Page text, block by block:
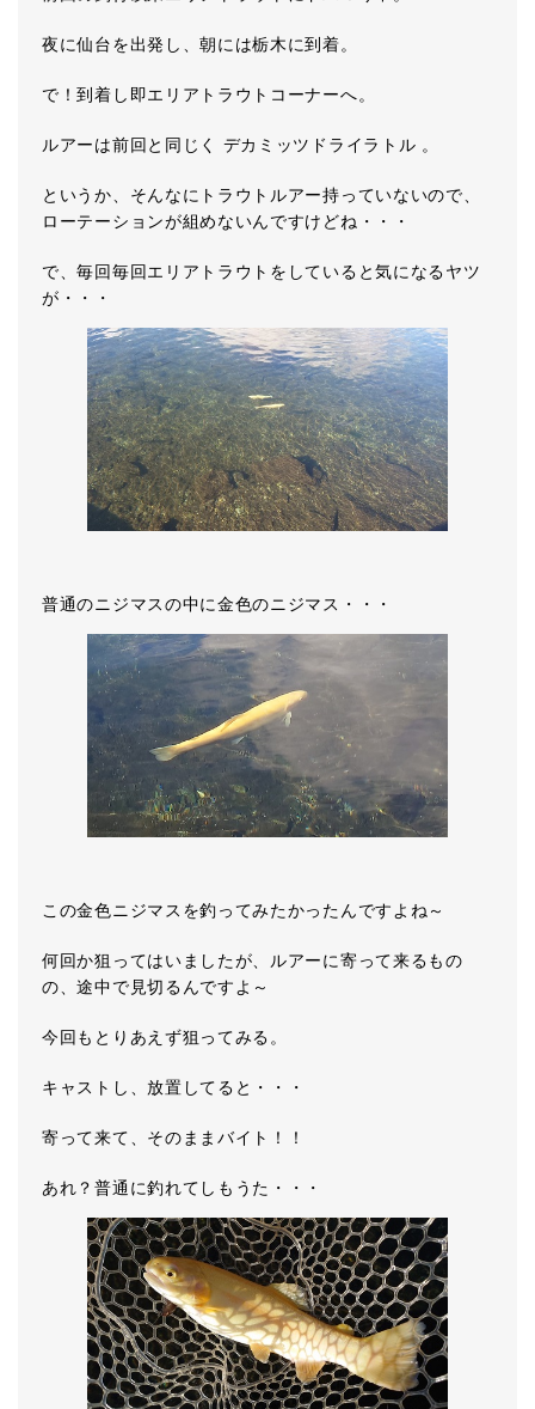
夜に仙台を出発し、朝には栃木に到着。
で！到着し即エリアトラウトコーナーへ。
ルアーは前回と同じく デカミッツドライラトル 。
というか、そんなにトラウトルアー持っていないので、
ローテーションが組めないんですけどね・・・
で、毎回毎回エリアトラウトをしていると気になるヤツ
が・・・
普通のニジマスの中に金色のニジマス・・・
この金色ニジマスを釣ってみたかったんですよね～
何回か狙ってはいましたが、ルアーに寄って来るもの
の、途中で見切るんですよ～
今回もとりあえず狙ってみる。
キャストし、放置してると・・・
寄って来て、そのままバイト！！
あれ？普通に釣れてしもうた・・・